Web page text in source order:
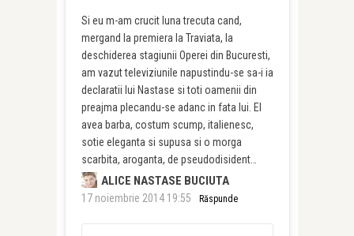
Si eu m-am crucit luna trecuta cand,
mergand la premiera la Traviata, la
deschiderea stagiunii Operei din Bucuresti,
am vazut televiziunile napustindu-se sa-i ia
declaratii lui Nastase si toti oamenii din
preajma plecandu-se adanc in fata lui. El
avea barba, costum scump, italienesc,
sotie eleganta si supusa si o morga
scarbita, aroganta, de pseudodisident…
ALICE NASTASE BUCIUTA
17 noiembrie 2014 19:55 Răspunde